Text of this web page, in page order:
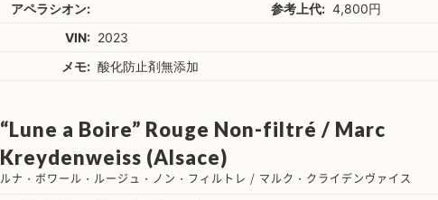
アペラシオン:
参考上代: 4,800円
VIN: 2023
メモ: 酸化防止剤無添加
“Lune a Boire” Rouge Non-filtré / Marc
Kreydenweiss (Alsace)
ルナ・ボワール・ルージュ・ノン・フィルトレ / マルク・クライデンヴァイス